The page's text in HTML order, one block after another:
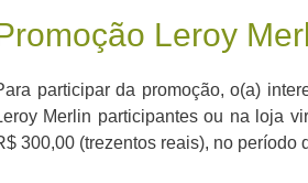
Leroy
participar da promoção, o(a)
Merlin participantes ou na loja
300,00 (trezentos reais), no período